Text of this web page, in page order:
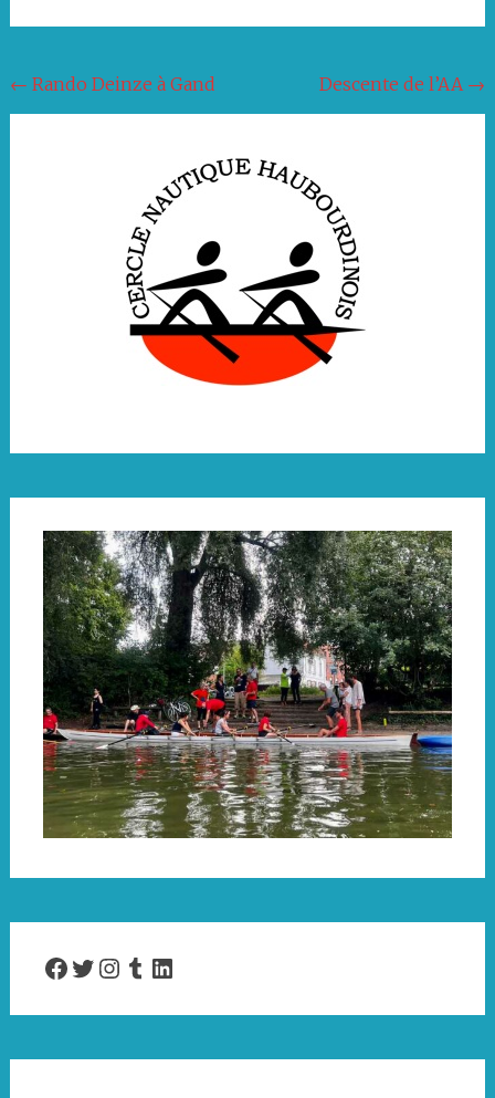
Navigation
de
← Rando Deinze à Gand Descente de l’AA →
Facebook
Twitter
Instagram
Tumblr
LinkedIn